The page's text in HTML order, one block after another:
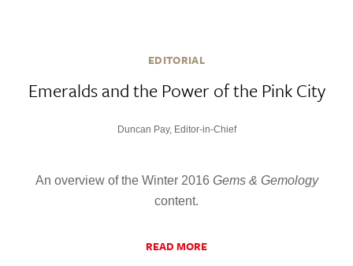
EDITORIAL
Emeralds and the Power of the Pink City
Duncan Pay, Editor-in-Chief
An overview of the Winter 2016 Gems & Gemology
content.
READ MORE